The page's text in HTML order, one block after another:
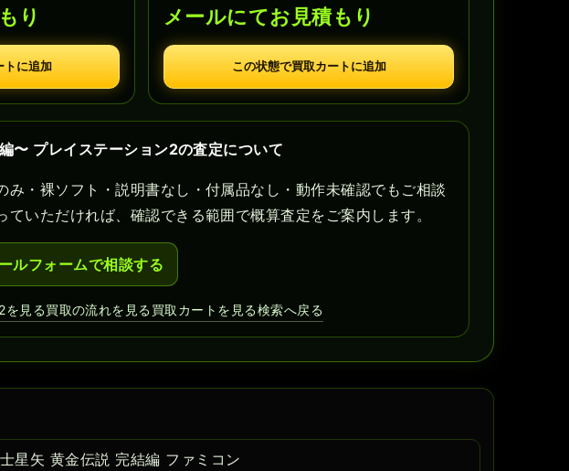
り
トに追加
メールにてお見積もり
この状態で買取カートに追加
〜 プレイステーション2の査定について
み・裸ソフト・説明書なし・付属品なし・動作未確認でもご相談
ていただければ、確認できる範囲で概算査定をご案内します。
ルフォームで相談する
を見る買取の流れを見る買取カートを見る検索へ戻る
星矢 黄金伝説 完結編 ファミコン